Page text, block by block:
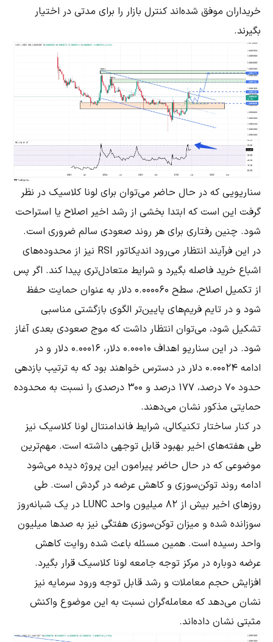
خریداران موفق شده‌اند کنترل بازار را برای مدتی در اختیار
بگیرند.
سناریویی که در حال حاضر می‌توان برای لونا کلاسیک در نظر
گرفت این است که ابتدا بخشی از رشد اخیر اصلاح یا استراحت
شود. چنین رفتاری برای هر روند صعودی سالم ضروری است.
در این فرآیند انتظار می‌رود اندیکاتور RSI نیز از محدوده‌های
اشباع خرید فاصله بگیرد و شرایط متعادل‌تری پیدا کند. اگر پس
از تکمیل اصلاح، سطح 0.000060 دلار به عنوان حمایت حفظ
شود و در تایم فریم‌های پایین‌تر الگوی بازگشتی مناسبی
تشکیل شود، می‌توان انتظار داشت که موج صعودی بعدی آغاز
شود. در این سناریو اهداف 0.00010 دلار، 0.00016 دلار و در
ادامه 0.00024 دلار در دسترس خواهند بود که به ترتیب بازدهی
حدود ۷۰ درصد، ۱۷۷ درصد و ۳۰۰ درصدی را نسبت به محدوده
حمایتی مذکور نشان می‌دهند.
در کنار ساختار تکنیکالی، شرایط فاندامنتال لونا کلاسیک نیز
طی هفته‌های اخیر بهبود قابل توجهی داشته است. مهم‌ترین
موضوعی که در حال حاضر پیرامون این پروژه دیده می‌شود
ادامه روند توکن‌سوزی و کاهش عرضه در گردش است. طی
روزهای اخیر بیش از ۸۲ میلیون واحد LUNC در یک شبانه‌روز
سوزانده شده و میزان توکن‌سوزی هفتگی نیز به صدها میلیون
واحد رسیده است. همین مسئله باعث شده روایت کاهش
عرضه دوباره در مرکز توجه جامعه لونا کلاسیک قرار بگیرد.
افزایش حجم معاملات و رشد قابل توجه ورود سرمایه نیز
نشان می‌دهد که معامله‌گران نسبت به این موضوع واکنش
مثبتی نشان داده‌اند.